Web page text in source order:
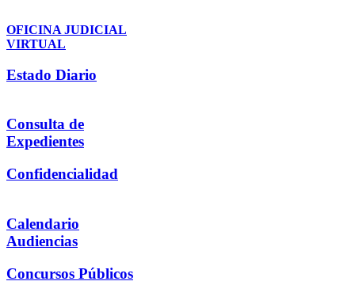
OFICINA JUDICIAL
VIRTUAL
Estado Diario
Consulta de
Expedientes
Confidencialidad
Calendario
Audiencias
Concursos Públicos